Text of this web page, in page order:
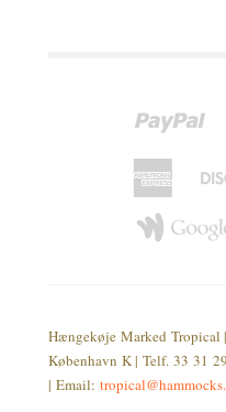
Hængekøje Marked Tropical
København K | Telf. 33 31
| Email: